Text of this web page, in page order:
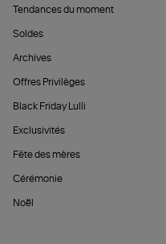
Tendances du moment
Soldes
Archives
Offres Privilèges
Black Friday Lulli
Exclusivités
Fête des mères
Cérémonie
Noël